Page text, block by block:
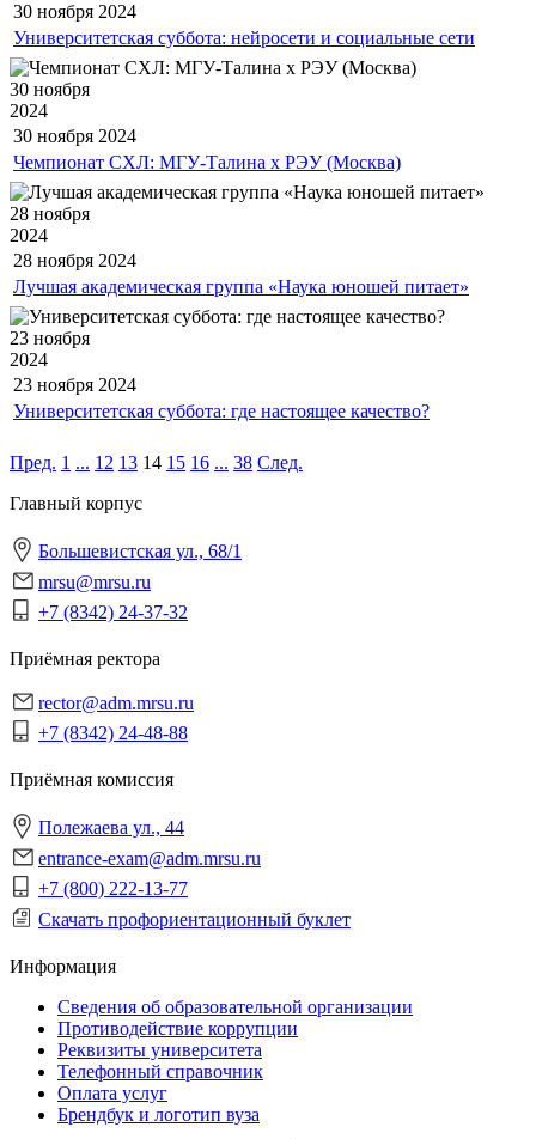
30 ноября 2024
Университетская суббота: нейросети и социальные сети
30 ноября
2024
30 ноября 2024
Чемпионат СХЛ: МГУ-Талина х РЭУ (Москва)
28 ноября
2024
28 ноября 2024
Лучшая академическая группа «Наука юношей питает»
23 ноября
2024
23 ноября 2024
Университетская суббота: где настоящее качество?
Пред. 1 ... 12 13 14 15 16 ... 38 След.
Главный корпус
Большевистская ул., 68/1
mrsu@mrsu.ru
+7 (8342) 24-37-32
Приёмная ректора
rector@adm.mrsu.ru
+7 (8342) 24-48-88
Приёмная комиссия
Полежаева ул., 44
entrance-exam@adm.mrsu.ru
+7 (800) 222-13-77
Скачать профориентационный буклет
Информация
Сведения об образовательной организации
Противодействие коррупции
Реквизиты университета
Телефонный справочник
Оплата услуг
Брендбук и логотип вуза